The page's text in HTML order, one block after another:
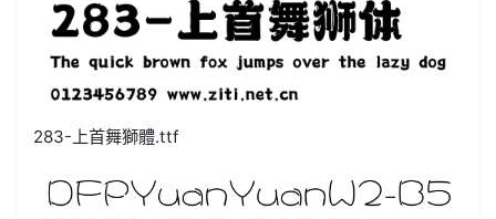
283-上首舞獅體.ttf